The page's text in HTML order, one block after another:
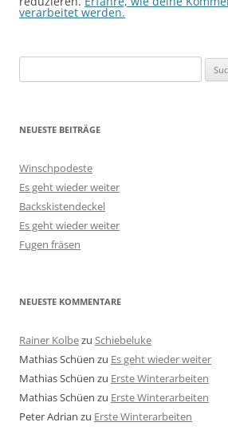
verarbeitet werden.
nach:
NEUESTE BEITRÄGE
Winschpodeste
Es geht wieder weiter
Backskistendeckel
Es geht wieder weiter
Fugen fräsen
NEUESTE KOMMENTARE
Rainer Kolbezu Schiebeluke
Mathias Schüen zu Es geht wieder weiter
Mathias Schüen zu Erste Winterarbeiten
Mathias Schüen zu Erste Winterarbeiten
Peter Adrian zu Erste Winterarbeiten